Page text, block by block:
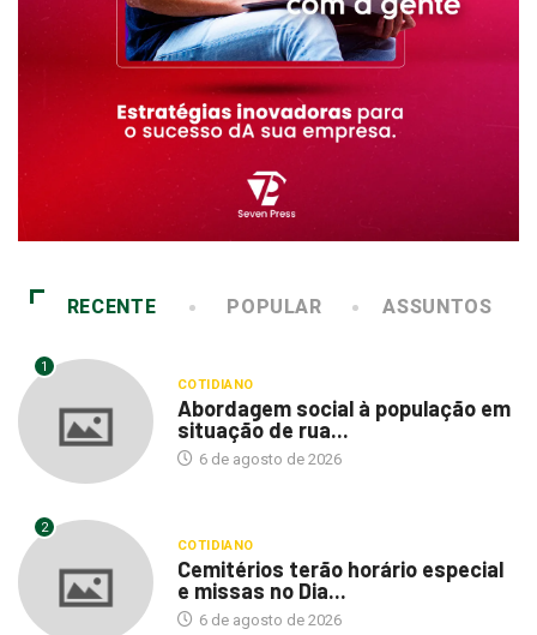
RECENTE POPULAR ASSUNTOS
1
COTIDIANO
Abordagem social à população em
situação de rua...
6 de agosto de 2026
2
COTIDIANO
Cemitérios terão horário especial
e missas no Dia...
6 de agosto de 2026